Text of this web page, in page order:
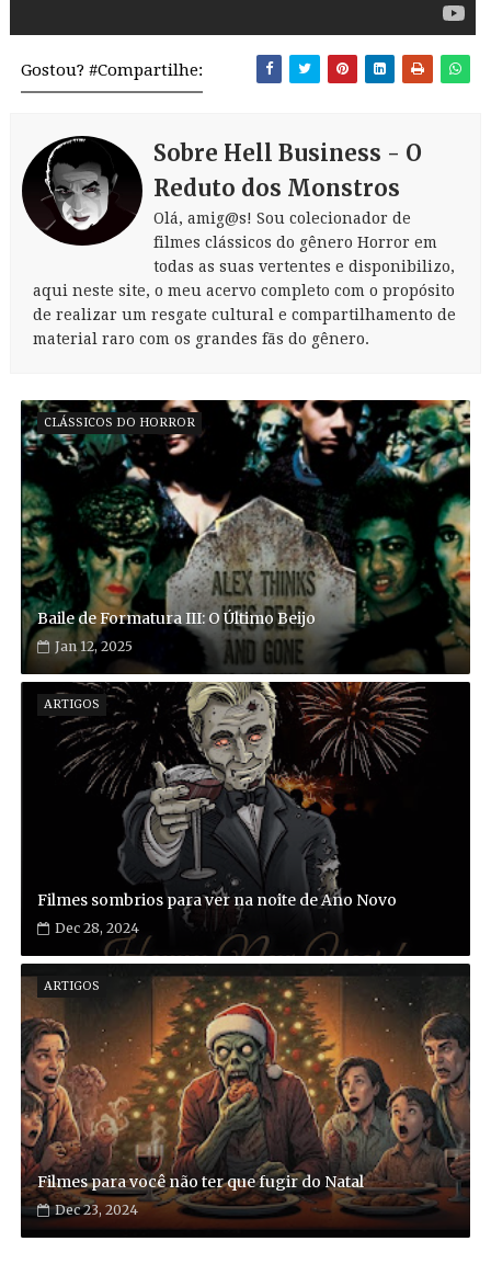
Gostou? #Compartilhe:
Sobre Hell Business - O
Reduto dos Monstros
Olá, amig@s! Sou colecionador de
filmes clássicos do gênero Horror em
todas as suas vertentes e disponibilizo,
aqui neste site, o meu acervo completo com o propósito
de realizar um resgate cultural e compartilhamento de
material raro com os grandes fãs do gênero.
CLÁSSICOS DO HORROR
Baile de Formatura III: O Último Beijo
Jan 12, 2025
ARTIGOS
Filmes sombrios para ver na noite de Ano Novo
Dec 28, 2024
ARTIGOS
Filmes para você não ter que fugir do Natal
Dec 23, 2024